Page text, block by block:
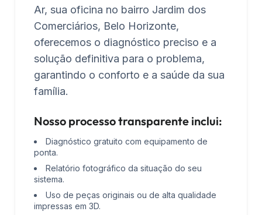
Ar, sua oficina no bairro Jardim dos
Comerciários, Belo Horizonte,
oferecemos o diagnóstico preciso e a
solução definitiva para o problema,
garantindo o conforto e a saúde da sua
família.
Nosso processo transparente inclui:
Diagnóstico gratuito com equipamento de
ponta.
Relatório fotográfico da situação do seu
sistema.
Uso de peças originais ou de alta qualidade
impressas em 3D.